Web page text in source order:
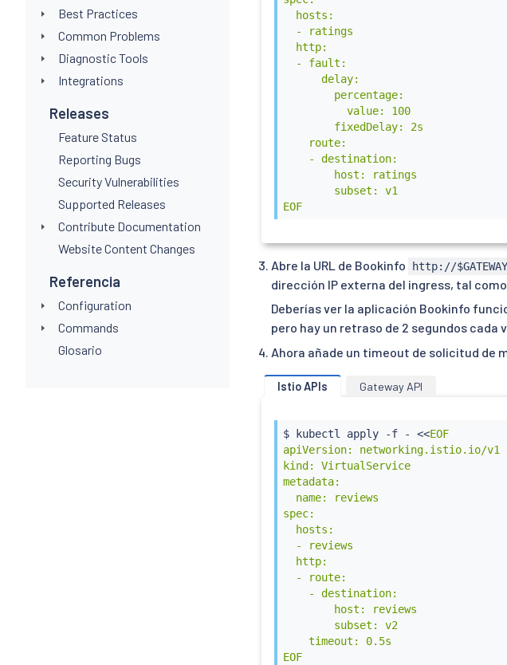
Best Practices
Common Problems
Diagnostic Tools
Integrations
Releases
Feature Status
Reporting Bugs
Security Vulnerabilities
Supported Releases
Contribute Documentation
Website Content Changes
Referencia
Configuration
Commands
Glosario
  hosts:
  - ratings
  http:
  - fault:
      delay:
        percentage:
          value: 100
        fixedDelay: 2s
    route:
    - destination:
        host: ratings
        subset: v1
EOF
Abre la URL de Bookinfo http://
dirección IP externa del ingress, tal
Deberías ver la aplicación Bookinfo
pero hay un retraso de 2 segundos cada
Ahora añade un timeout de solicitud de
Istio APIs Gateway API
$ kubectl apply -f - <<EOF
apiVersion: networking.istio.io/v1
kind: VirtualService
metadata:
  name: reviews
spec:
  hosts:
  - reviews
  http:
  - route:
    - destination:
        host: reviews
        subset: v2
    timeout: 0.5s
EOF